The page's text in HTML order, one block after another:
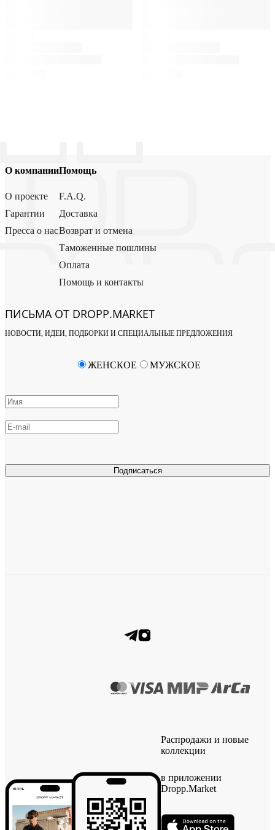
О компании
О проекте
Гарантии
Пресса о нас
Помощь
F.A.Q.
Доставка
Возврат и отмена
Таможенные пошлины
Оплата
Помощь и контакты
ПИСЬМА ОТ DROPP.MARKET
НОВОСТИ, ИДЕИ, ПОДБОРКИ И СПЕЦИАЛЬНЫЕ ПРЕДЛОЖЕНИЯ
Подписаться
ЖЕНСКОЕ МУЖСКОЕ
Распродажи и новые
коллекции
в приложении
Dropp.Market